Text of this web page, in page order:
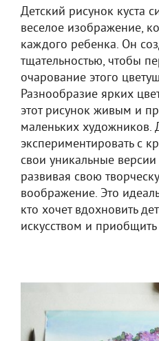
Детский рисунок куста
веселое изображение,
каждого ребенка. Он
тщательностью, чтобы
очарование этого
Разнообразие ярких
этот рисунок живым и
маленьких художников.
экспериментировать с
свои уникальные версии
развивая свою
воображение. Это
кто хочет вдохновить
искусством и